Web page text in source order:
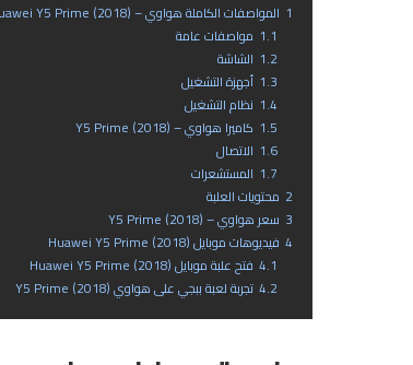
1 المواصفات الكاملة هواوي – Huawei Y5 Prime (2018)
1.1 مواصفات عامة
1.2 الشاشة
1.3 أجهزة التشغيل
1.4 نظام التشغيل
1.5 كاميرا هواوي – Y5 Prime (2018)
1.6 الاتصال
1.7 المستشعرات
2 محتويات العلبة
3 سعر هواوي – Y5 Prime (2018)
4 فيديوهات موبايل Huawei Y5 Prime (2018)
4.1 فتح علبة موبايل Huawei Y5 Prime (2018)
4.2 تجربة لعبة ببجي على هواوي Y5 Prime (2018)